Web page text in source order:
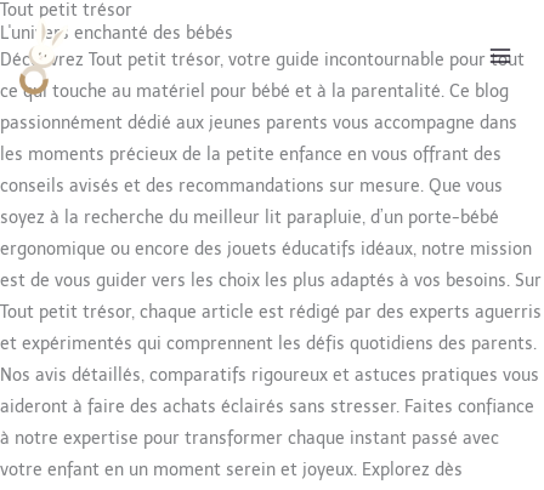
Aller
au
contenu
Tout petit trésor
L'univers enchanté des bébés
Découvrez Tout petit trésor, votre guide incontournable pour tout
ce qui touche au matériel pour bébé et à la parentalité. Ce blog
passionnément dédié aux jeunes parents vous accompagne dans
les moments précieux de la petite enfance en vous offrant des
conseils avisés et des recommandations sur mesure. Que vous
soyez à la recherche du meilleur lit parapluie, d’un porte-bébé
ergonomique ou encore des jouets éducatifs idéaux, notre mission
est de vous guider vers les choix les plus adaptés à vos besoins. Sur
Tout petit trésor, chaque article est rédigé par des experts aguerris
et expérimentés qui comprennent les défis quotidiens des parents.
Nos avis détaillés, comparatifs rigoureux et astuces pratiques vous
aideront à faire des achats éclairés sans stresser. Faites confiance
à notre expertise pour transformer chaque instant passé avec
votre enfant en un moment serein et joyeux. Explorez dès